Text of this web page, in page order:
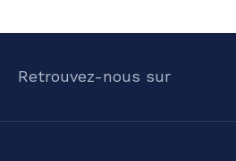
Retrouvez-nous sur